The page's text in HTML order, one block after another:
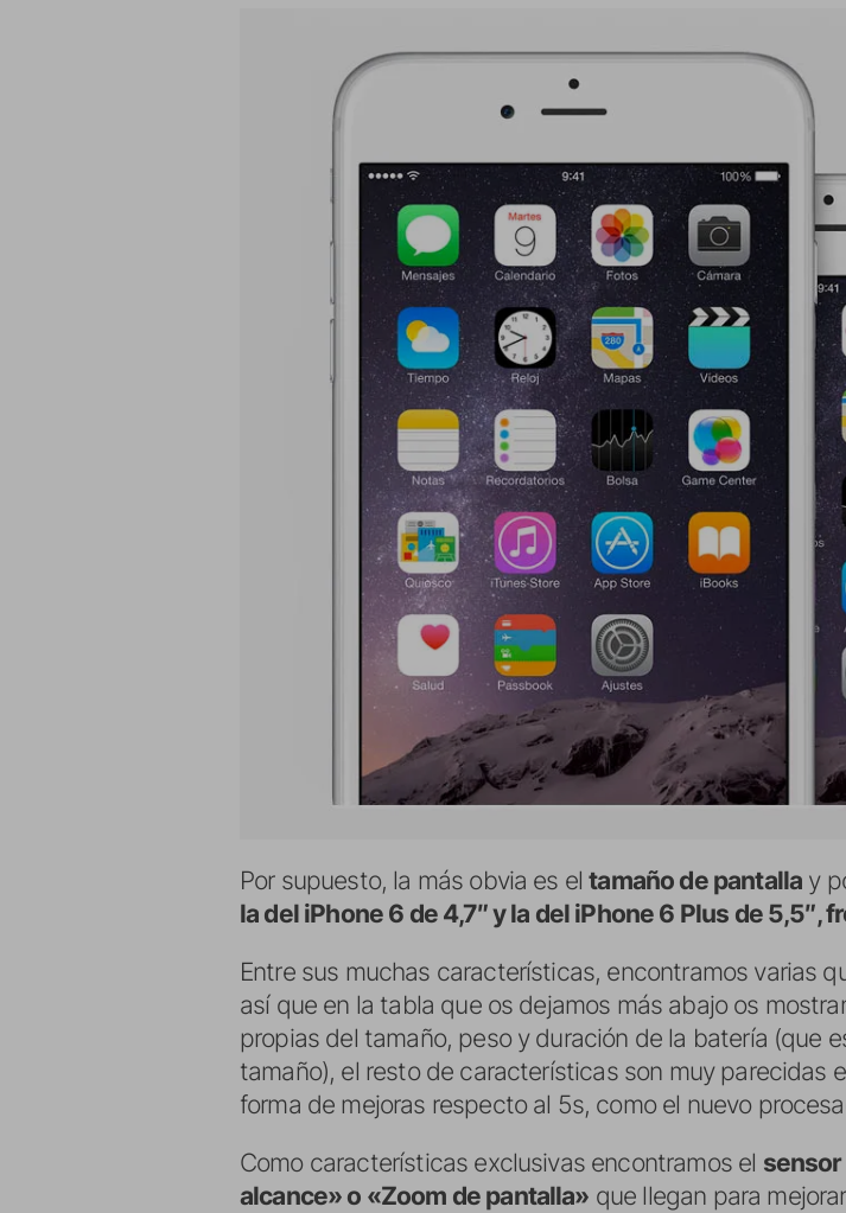
Por supuesto, la más obvia es eltamaño de pantalla y
la del iPhone 6 de 4,7″ y la del iPhone 6 Plus de 5,5″,
Entre sus muchas características, encontramos varias
así que en la tabla que os dejamos más abajo os
propias del tamaño, peso y duración de la batería (que
tamaño), el resto de características son muy parecidas
forma de mejoras respecto al 5s, como el nuevo
Como características exclusivas encontramos el sensor
alcance» o «Zoom de pantalla» que llegan para